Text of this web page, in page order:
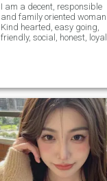
I am a decent, responsible
and family oriented woman.
Kind hearted, easy going,
friendly, social, honest, loyal